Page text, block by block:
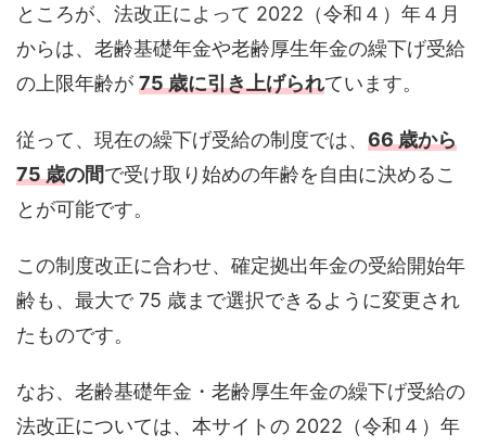
ところが、法改正によって 2022（令和４）年４月
からは、老齢基礎年金や老齢厚生年金の繰下げ受給
の上限年齢が 75 歳に引き上げられています。
従って、現在の繰下げ受給の制度では、 66 歳から
75 歳の間で受け取り始めの年齢を自由に決めるこ
とが可能です。
この制度改正に合わせ、確定拠出年金の受給開始年
齢も、最大で 75 歳まで選択できるように変更され
たものです。
なお、老齢基礎年金・老齢厚生年金の繰下げ受給の
法改正については、本サイトの 2022（令和４）年